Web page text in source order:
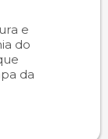
e
do
da